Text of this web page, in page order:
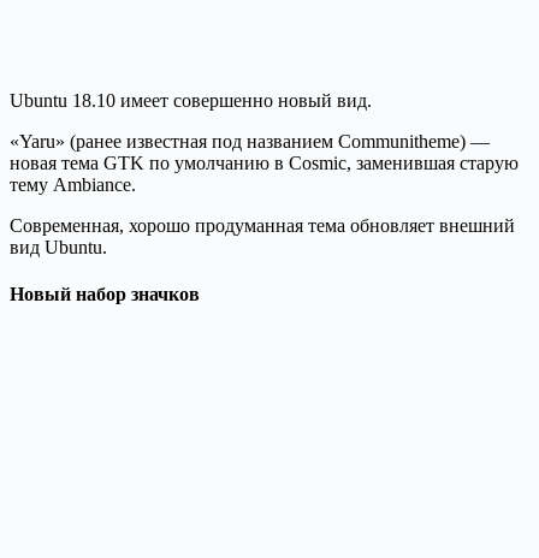
Ubuntu 18.10 имеет совершенно новый вид.
«Yaru» (ранее известная под названием Communitheme) —
новая тема GTK по умолчанию в Cosmic, заменившая старую
тему Ambiance.
Современная, хорошо продуманная тема обновляет внешний
вид Ubuntu.
Новый набор значков